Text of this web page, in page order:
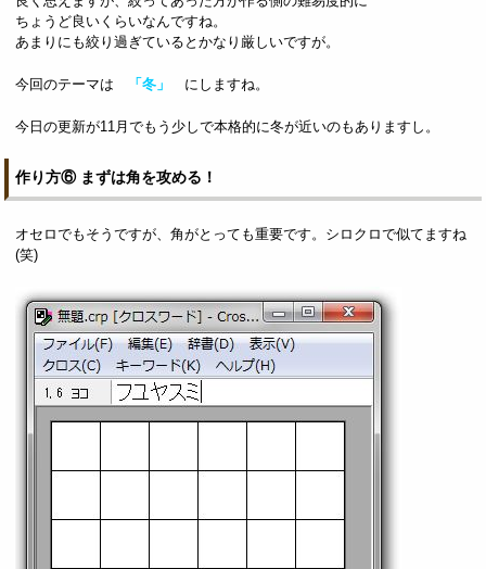
ちょうど良いくらいなんですね。
あまりにも絞り過ぎているとかなり厳しいですが。
今回のテーマは 「冬」 にしますね。
今日の更新が11月でもう少しで本格的に冬が近いのもありますし。
作り方⑥ まずは角を攻める！
オセロでもそうですが、角がとっても重要です。シロクロで似てますね
(笑)